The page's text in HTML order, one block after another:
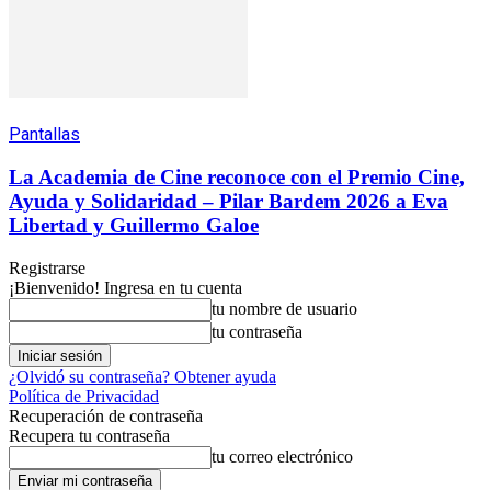
Pantallas
La Academia de Cine reconoce con el Premio Cine,
Ayuda y Solidaridad – Pilar Bardem 2026 a Eva
Libertad y Guillermo Galoe
Registrarse
¡Bienvenido! Ingresa en tu cuenta
tu nombre de usuario
tu contraseña
¿Olvidó su contraseña? Obtener ayuda
Política de Privacidad
Recuperación de contraseña
Recupera tu contraseña
tu correo electrónico